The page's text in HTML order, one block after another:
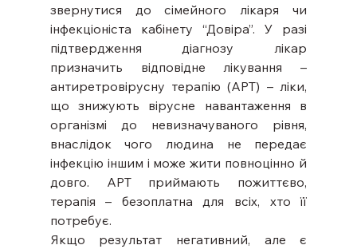
звернутися до сімейного лікаря чи
інфекціоніста кабінету “Довіра”. У разі
підтвердження діагнозу лікар
призначить відповідне лікування –
антиретровірусну терапію (АРТ) – ліки,
що знижують вірусне навантаження в
організмі до невизначуваного рівня,
внаслідок чого людина не передає
інфекцію іншим і може жити повноцінно й
довго. АРТ приймають пожиттєво,
терапія – безоплатна для всіх, хто її
потребує.
Якщо результат негативний, але є